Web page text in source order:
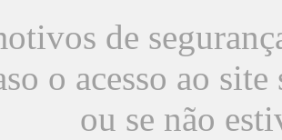
de
o acesso ao
ou se não